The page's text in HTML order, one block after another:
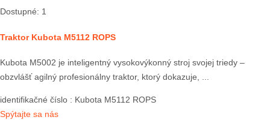
Dostupné: 1
Traktor Kubota M5112 ROPS
Kubota M5002 je inteligentný vysokovýkonný stroj svojej triedy –
obzvlášť agilný profesionálny traktor, ktorý dokazuje, ...
identifikačné číslo : Kubota M5112 ROPS
Spýtajte sa nás